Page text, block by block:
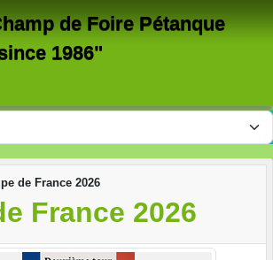
de Foire Pétanque
1986"
de France 2026
France 2026
des cookies